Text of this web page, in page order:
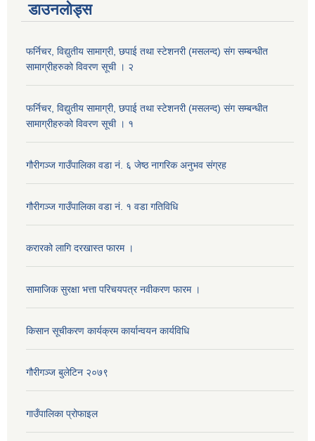
डाउनलोड्स
फर्निचर, विद्युतीय सामाग्री, छपाई तथा स्टेशनरी (मसलन्द) संग सम्बन्धीत
सामाग्रीहरुको विवरण सूची । २
फर्निचर, विद्युतीय सामाग्री, छपाई तथा स्टेशनरी (मसलन्द) संग सम्बन्धीत
सामाग्रीहरुको विवरण सूची । १
गौरीगञ्‍ज गाउँपालिका वडा नं. ६ जेष्ठ नागरिक अनुभव संग्रह
गौरीगञ्‍ज गाउँपालिका वडा नं. १ वडा गतिविधि
करारको लागि दरखास्त फारम ।
सामाजिक सुरक्षा भत्ता परिचयपत्र नवीकरण फारम ।
किसान सूचीकरण कार्यक्रम कार्यान्वयन कार्यविधि
गौरीगञ्‍ज बुलेटिन २०७९
गाउँपालिका प्रोफाइल